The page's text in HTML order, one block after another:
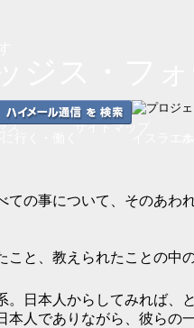
イスラエ
ス サイトマップ
の事について、そのあ
と、教えられたことの中
日本人からしてみれば
人でありながら、彼ら